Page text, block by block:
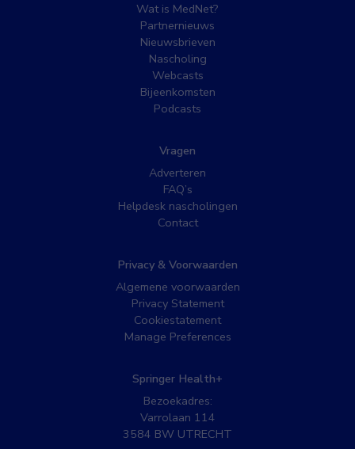
Wat is MedNet?
Partnernieuws
Nieuwsbrieven
Nascholing
Webcasts
Bijeenkomsten
Podcasts
Vragen
Adverteren
FAQ’s
Helpdesk nascholingen
Contact
Privacy & Voorwaarden
Algemene voorwaarden
Privacy Statement
Cookiestatement
Manage Preferences
Springer Health+
Bezoekadres:
Varrolaan 114
3584 BW UTRECHT